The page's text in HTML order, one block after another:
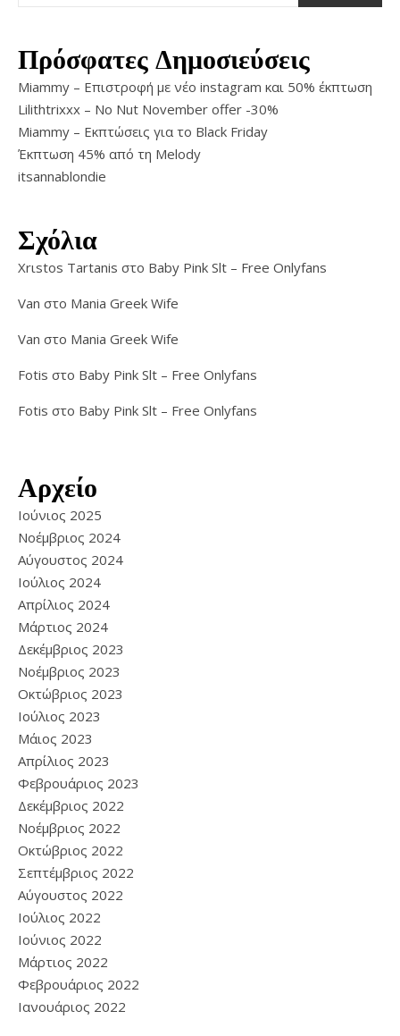
Πρόσφατες Δημοσιεύσεις
Miammy – Επιστροφή με νέο instagram και 50% έκπτωση
Lilithtrixxx – No Nut November offer -30%
Miammy – Εκπτώσεις για το Black Friday
Έκπτωση 45% από τη Melody
itsannablondie
Σχόλια
Xrιstos Tartanis στο Baby Pink Slt – Free Onlyfans
Van στο Mania Greek Wife
Van στο Mania Greek Wife
Fotis στο Baby Pink Slt – Free Onlyfans
Fotis στο Baby Pink Slt – Free Onlyfans
Αρχείο
Ιούνιος 2025
Νοέμβριος 2024
Αύγουστος 2024
Ιούλιος 2024
Απρίλιος 2024
Μάρτιος 2024
Δεκέμβριος 2023
Νοέμβριος 2023
Οκτώβριος 2023
Ιούλιος 2023
Μάιος 2023
Απρίλιος 2023
Φεβρουάριος 2023
Δεκέμβριος 2022
Νοέμβριος 2022
Οκτώβριος 2022
Σεπτέμβριος 2022
Αύγουστος 2022
Ιούλιος 2022
Ιούνιος 2022
Μάρτιος 2022
Φεβρουάριος 2022
Ιανουάριος 2022